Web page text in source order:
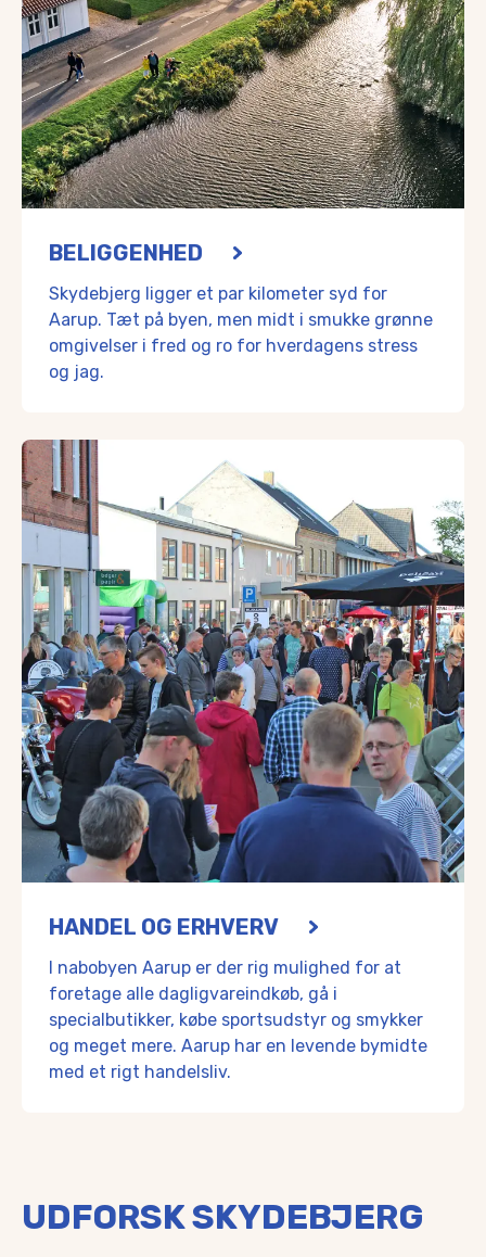
BELIGGENHED
Skydebjerg ligger et par kilometer syd for
Aarup. Tæt på byen, men midt i smukke grønne
omgivelser i fred og ro for hverdagens stress
og jag.
HANDEL OG ERHVERV
I nabobyen Aarup er der rig mulighed for at
foretage alle dagligvareindkøb, gå i
specialbutikker, købe sportsudstyr og smykker
og meget mere. Aarup har en levende bymidte
med et rigt handelsliv.
UDFORSK SKYDEBJERG